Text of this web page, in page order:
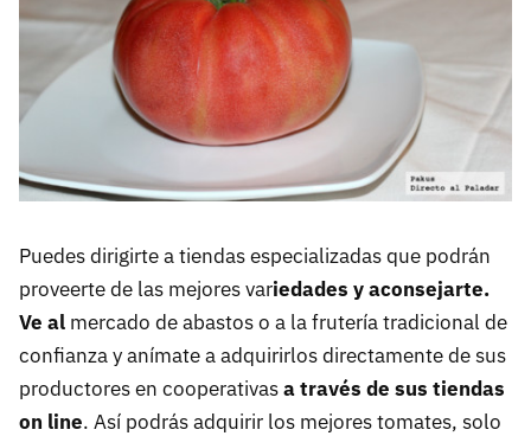
Puedes dirigirte a tiendas especializadas que podrán
proveerte de las mejores variedades y aconsejarte.
Ve al mercado de abastos o a la frutería tradicional de
confianza y anímate a adquirirlos directamente de sus
productores en cooperativasa través de sus tiendas
on line. Así podrás adquirir los mejores tomates, solo